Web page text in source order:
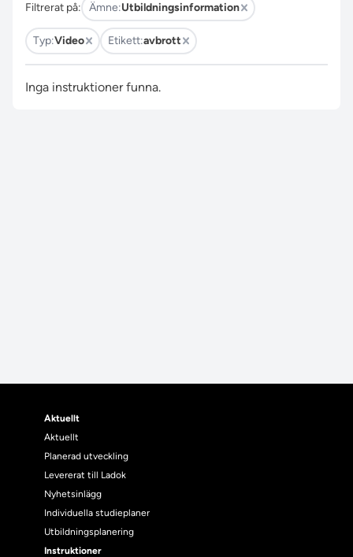
Filtrerat på: Ämne:Utbildningsinformation
Typ:Video Etikett:avbrott
Inga instruktioner funna.
Aktuellt
Aktuellt
Planerad utveckling
Levererat till Ladok
Nyhetsinlägg
Individuella studieplaner
Utbildningsplanering
Instruktioner